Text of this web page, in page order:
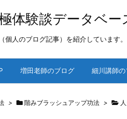
体験談データベー
個人のブログ記事）を紹介しています。
増田老師のブログ 細川講師
> 階みブラッシュアップ功法 >